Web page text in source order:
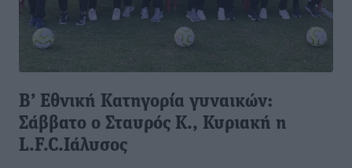
Β’ Εθνική Κατηγορία γυναικών:
Σάββατο ο Σταυρός Κ., Κυριακή η
L.F.C.Ιάλυσος